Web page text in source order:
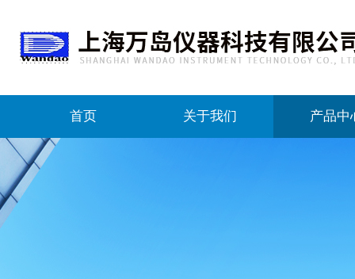
首页 关于我们 产品中